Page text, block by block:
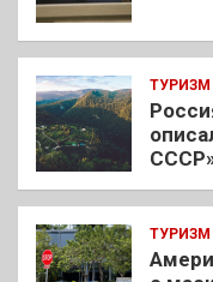
ТУРИЗМ
ТУРИЗМ